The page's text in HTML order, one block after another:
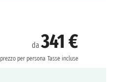
da341 €
prezzo per persona Tasse incluse